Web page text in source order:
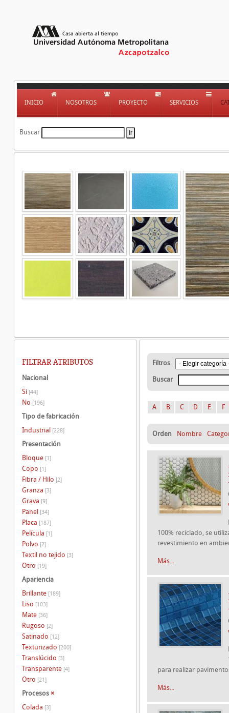
INICIO NOSOTROS PROYECTO SERVICIOS
Buscar
Filtros
Buscar
A B C D E F
Orden Nombre
100% reciclado, se
revestimiento en
Más...
para realizar
Más...
FILTRAR ATRIBUTOS
Nacional
Si [44]
No [196]
Tipo de fabricación
Industrial [228]
Presentación
Bloque [1]
Copo [1]
Fibra / Hilo [2]
Granza [3]
Grava [9]
Panel [34]
Placa [187]
Película [1]
Polvo [2]
Textil no tejido [3]
Otro [19]
Apariencia
Brillante [189]
Liso [103]
Mate [36]
Rugoso [2]
Satinado [12]
Texturizado [200]
Translúcido [3]
Transparente [4]
Otro [21]
Procesos ×
Colada [3]